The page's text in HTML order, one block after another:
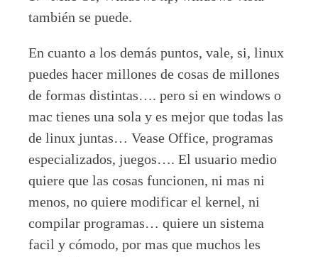
también se puede.
En cuanto a los demás puntos, vale, si, linux
puedes hacer millones de cosas de millones
de formas distintas…. pero si en windows o
mac tienes una sola y es mejor que todas las
de linux juntas… Vease Office, programas
especializados, juegos…. El usuario medio
quiere que las cosas funcionen, ni mas ni
menos, no quiere modificar el kernel, ni
compilar programas… quiere un sistema
facil y cómodo, por mas que muchos les